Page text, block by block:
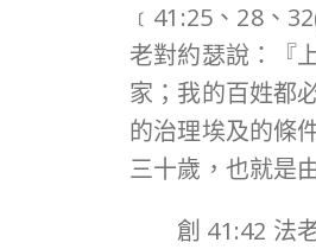
﹝41:25、28、
家；我的百姓都
的治理埃及的條
三十歲，也就是
創 41:42 法